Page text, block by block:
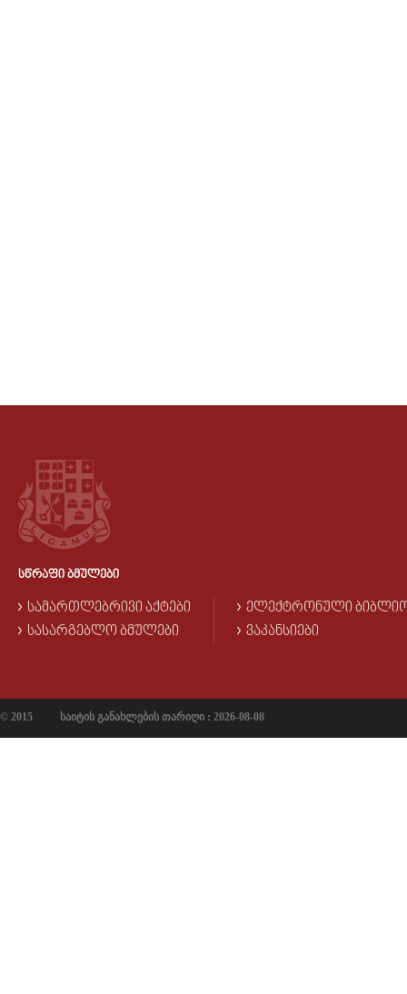
ᲡᲬᲠᲐᲤᲘ ᲑᲛᲣᲚᲔᲑᲘ
ᲡᲐᲛᲐᲠᲗᲚᲔᲑᲠᲘᲕᲘ ᲐᲥᲢᲔᲑᲘ
ᲡᲐᲡᲐᲠᲒᲔᲑᲚᲝ ᲑᲛᲣᲚᲔᲑᲘ
ᲔᲚᲔᲥᲢᲠᲝᲜᲣᲚᲘ
ᲕᲐᲙᲐᲜᲡᲘᲔᲑᲘ
© 2015 საიტის განახლების თარიღი : 2026-08-08